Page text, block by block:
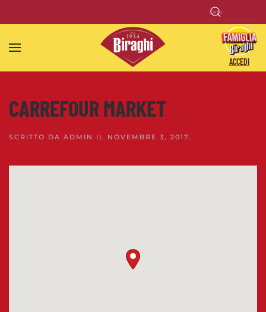
Skip to main content
ACCEDI
CARREFOUR MARKET
SCRITTO DA ADMIN IL NOVEMBRE 3, 2017.